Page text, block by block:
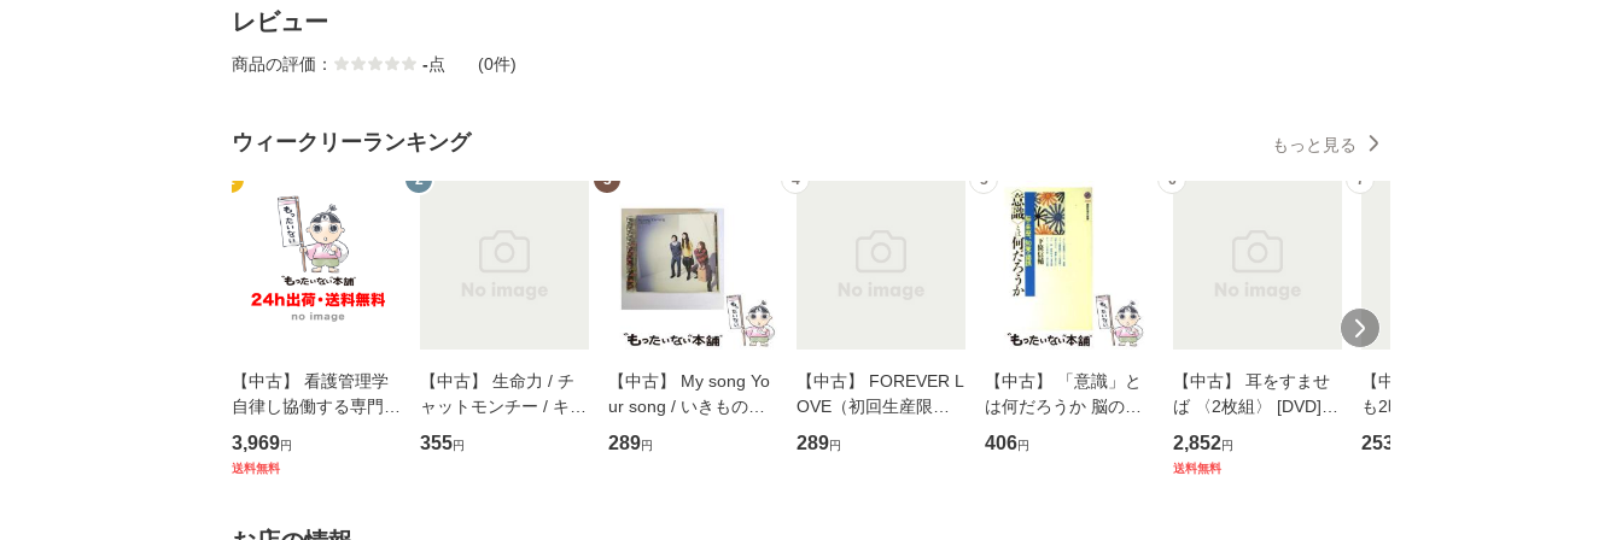
レビュー
商品の評価： -点 (0件)
ウィークリーランキング もっと見る
1
【中古】 看護管理学
自律し協働する専門職
の看護マネジメントス
キル 改訂第3版 (看護
堂 [単行
3,969円
送料無料
2
【中古】 生命力 / チ
ャットモンチー / キュ
ーンレコード [CD]
【メール便送料無料】
355円
3
【中古】 My song Yo
ur song / いきものが
かり / [CD]【メール便
送料無料】
289円
4
【中古】 FOREVER L
OVE（初回生産限定
盤） / 清水翔太×加藤
ミリヤ / [CD]【メール
289円
5
【中古】 「意識」と
は何だろうか 脳の来
歴、知覚の錯誤 （講
談社現代新書） / 下条
406円
6
【中古】 耳をすませ
ば 〈2枚組〉 [DVD] /
ブエナ・ビスタ・ホー
ム・エンターテイメン
2,852円
送料無料
7
【中古】 知識ゼロで
も2時間で決算書が読
めるようになる！ 会
253